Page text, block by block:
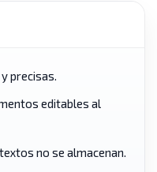
precisas.
editables al
no se almacenan.